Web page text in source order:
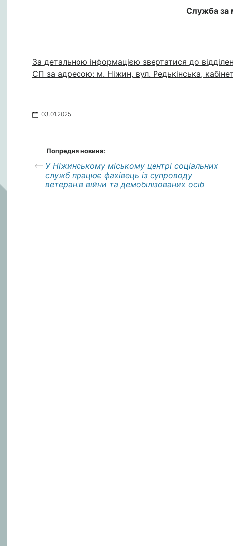
Служба за
За детальною інформацією звертатися до
СП за адресою: м. Ніжин, вул. Редькінська,
03.01.2025
Попредня новина:
У Ніжинському міському центрі соціальних
служб працює фахівець із супроводу
ветеранів війни та демобілізованих осіб